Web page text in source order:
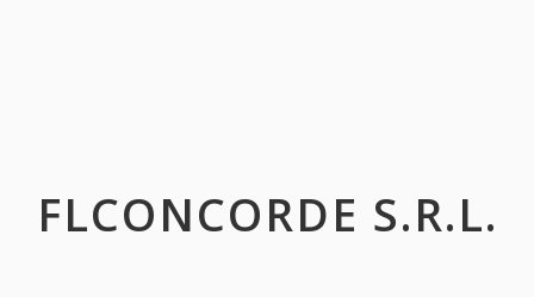
FLCONCORDE S.R.L.